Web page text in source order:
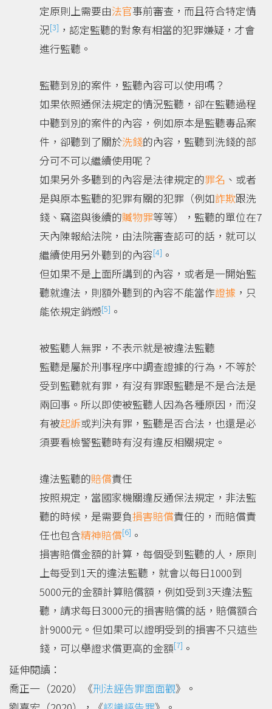
定原則上需要由法官事前審查，而且符合特定情
況[3] ，認定監聽的對象有相當的犯罪嫌疑，才會
進行監聽。
監聽到別的案件，監聽內容可以使用嗎？
如果依照通保法規定的情況監聽，卻在監聽過程
中聽到別的案件的內容，例如原本是監聽毒品案
件，卻聽到了關於洗錢的內容，監聽到洗錢的部
分可不可以繼續使用呢？
如果另外多聽到的內容是法律規定的罪名 、或者
是與原本監聽的犯罪有關的犯罪（例如詐欺跟洗
錢、竊盜與後續的贓物罪等等），監聽的單位在7
天內陳報給法院，由法院審查認可的話，就可以
繼續使用另外聽到的內容[4] 。
但如果不是上面所講到的內容，或者是一開始監
聽就違法，則額外聽到的內容不能當作證據 ，只
能依規定銷燬[5] 。
被監聽人無罪，不表示就是被違法監聽
監聽是屬於刑事程序中調查證據的行為，不等於
受到監聽就有罪，有沒有罪跟監聽是不是合法是
兩回事。所以即使被監聽人因為各種原因，而沒
有被起訴或判決有罪，監聽是否合法，也還是必
須要看檢警監聽時有沒有違反相關規定。
違法監聽的賠償責任
按照規定，當國家機關違反通保法規定，非法監
聽的時候，是需要負損害賠償責任的，而賠償責
任也包含精神賠償[6] 。
損害賠償金額的計算，每個受到監聽的人，原則
上每受到1天的違法監聽，就會以每日1000到
5000元的金額計算賠償額，例如受到3天違法監
聽，請求每日3000元的損害賠償的話，賠償額合
計9000元。但如果可以證明受到的損害不只這些
錢，可以舉證求償更高的金額[7] 。
延伸閱讀：
喬正一（2020）《刑法誣告罪面面觀》。